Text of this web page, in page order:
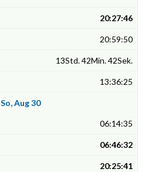
20:27:46
20:59:50
13Std. 42Min. 42Sek.
13:36:25
So, Aug 30
06:14:35
06:46:32
20:25:41